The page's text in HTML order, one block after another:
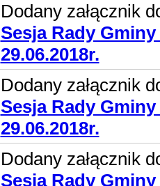
Dodany załącznik
Sesja Rady
29.06.2018r.
Dodany załącznik
Sesja Rady
29.06.2018r.
Dodany załącznik
Sesja Rady